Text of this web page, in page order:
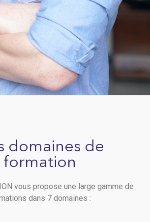
domaines de
formation
vous propose une large gamme de
dans 7 domaines :